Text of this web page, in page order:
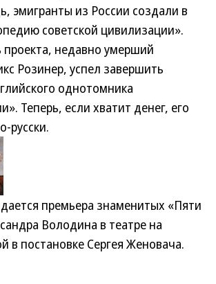
эмигранты из России создали в
советской цивилизации».
недавно умерший
Розинер, успел завершить
однотомника
Теперь, если хватит денег, его
русски.
премьера знаменитых «Пяти
Володина в театре на
в постановке Сергея Женовача.